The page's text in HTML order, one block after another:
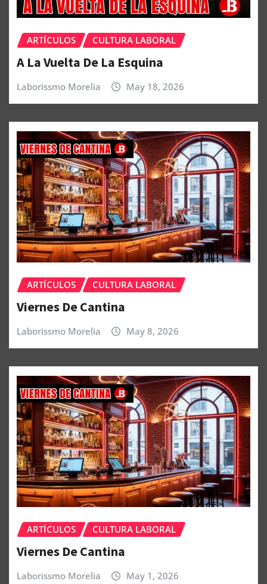
ARTÍCULOS CULTURA LABORAL
Laborissmo Morelia May 18, 2026
ARTÍCULOS CULTURA LABORAL
Laborissmo Morelia May 8, 2026
ARTÍCULOS CULTURA LABORAL